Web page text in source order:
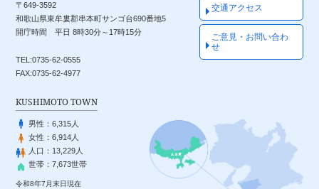
〒649-3592
和歌山県東牟婁郡串本町サンゴ台690番地5
開庁時間 平日 8時30分～17時15分
TEL:0735-62-0555
FAX:0735-62-4977
交通アクセス
ご意見・お問い合わ
せ
KUSHIMOTO TOWN
男性：6,315人
女性：6,914人
人口： 13,229人
世帯：7,673世帯
令和8年7月末日現在